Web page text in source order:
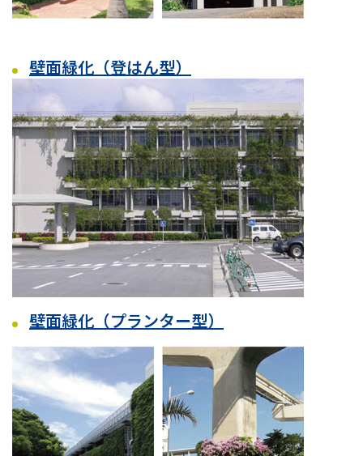
壁面緑化（登はん型）
壁面緑化（プランター型）